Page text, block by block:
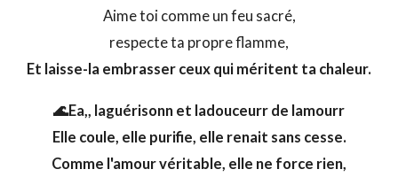
Aime toi comme un feu sacré,
respecte ta propre flamme,
Et laisse-la embrasser ceux qui méritent ta chaleur.
🌊Ea,, laguérisonn et ladouceurr de lamourr
Elle coule, elle purifie, elle renait sans cesse.
Comme l'amour véritable, elle ne force rien,